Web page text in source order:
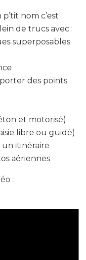
nom c’est
de trucs avec :
superposables
des points
et motorisé)
libre ou guidé)
itinéraire
aériennes
: